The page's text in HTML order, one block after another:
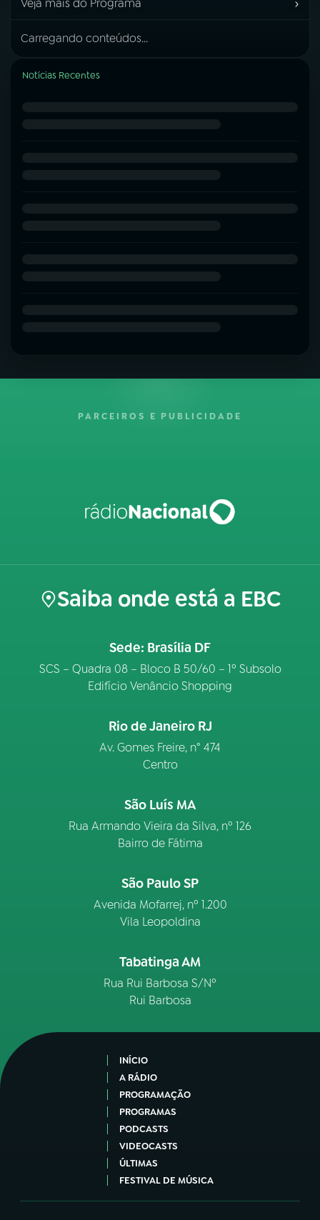
Veja mais do Programa
Carregando conteúdos...
Notícias Recentes
PARCEIROS E PUBLICIDADE
Saiba onde está a EBC
Sede: Brasília DF
SCS – Quadra 08 – Bloco B 50/60 – 1º Subsolo
Edifício Venâncio Shopping
Rio de Janeiro RJ
Av. Gomes Freire, n° 474
Centro
São Luís MA
Rua Armando Vieira da Silva, nº 126
Bairro de Fátima
São Paulo SP
Avenida Mofarrej, nº 1.200
Vila Leopoldina
Tabatinga AM
Rua Rui Barbosa S/Nº
Rui Barbosa
INÍCIO
A RÁDIO
PROGRAMAÇÃO
PROGRAMAS
PODCASTS
VIDEOCASTS
ÚLTIMAS
FESTIVAL DE MÚSICA